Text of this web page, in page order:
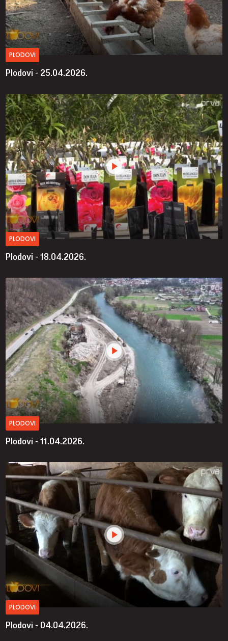
PLODOVI
Plodovi - 25.04.2026.
PLODOVI
Plodovi - 18.04.2026.
PLODOVI
Plodovi - 11.04.2026.
PLODOVI
Plodovi - 04.04.2026.